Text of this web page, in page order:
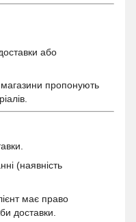
або
магазини пропонують
(наявність
має право
доставки.